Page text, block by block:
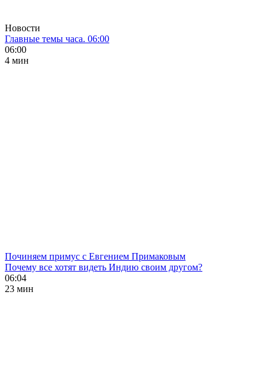
Новости
Главные темы часа. 06:00
06:00
4 мин
Починяем примус с Евгением Примаковым
Почему все хотят видеть Индию своим другом?
06:04
23 мин